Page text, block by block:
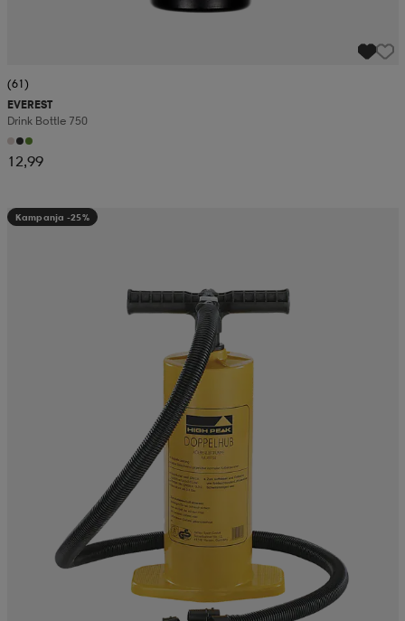
(61)
EVEREST
Drink Bottle 750
12,99
Kampanja -25%